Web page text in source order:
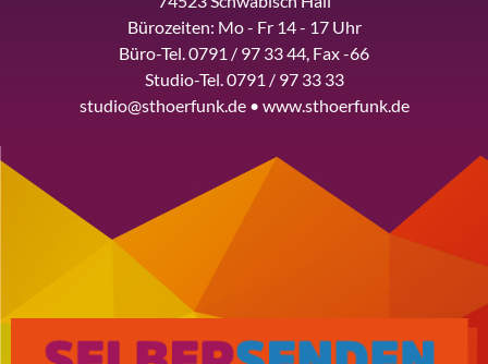
Bürozeiten: Mo - Fr 14 - 17 Uhr
Büro-Tel. 0791 / 97 33 44, Fax -66
Studio-Tel. 0791 / 97 33 33
studio@sthoerfunk.de • www.sthoerfunk.de